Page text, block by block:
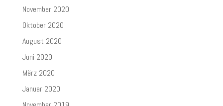
November 2020
Oktober 2020
August 2020
Juni 2020
März 2020
Januar 2020